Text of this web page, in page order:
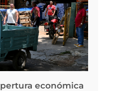
económica